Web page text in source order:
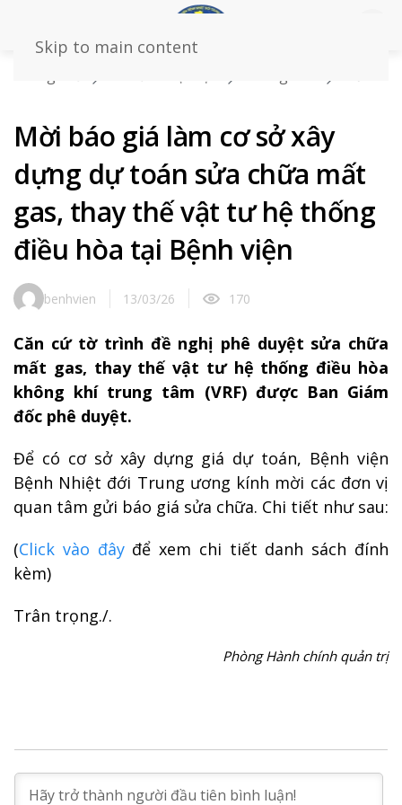
Skip to main content
thay thế vật tư hệ thống điều hòa tại Bệnh viện
Mời báo giá làm cơ sở xây
dựng dự toán sửa chữa mất
gas, thay thế vật tư hệ thống
điều hòa tại Bệnh viện
benhvien 13/03/26 170
Căn cứ tờ trình đề nghị phê duyệt sửa chữa
mất gas, thay thế vật tư hệ thống điều hòa
không khí trung tâm (VRF) được Ban Giám
đốc phê duyệt.
Để có cơ sở xây dựng giá dự toán, Bệnh viện
Bệnh Nhiệt đới Trung ương kính mời các đơn vị
quan tâm gửi báo giá sửa chữa. Chi tiết như sau:
(Click vào đâyđể xem chi tiết danh sách đính
kèm)
Trân trọng./.
Phòng Hành chính quản trị